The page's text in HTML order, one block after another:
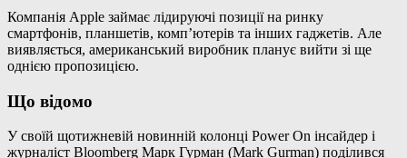
Компанія Apple займає лідируючі позиції на ринку
смартфонів, планшетів, комп’ютерів та інших гаджетів. Але
виявляється, американський виробник планує вийти зі ще
однією пропозицією.
Що відомо
У своїй щотижневій новинній колонці Power On інсайдер і
журналіст Bloomberg Марк Гурман (Mark Gurman) поділився